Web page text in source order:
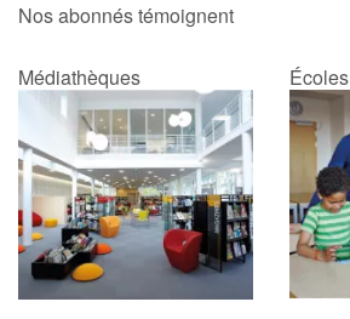
Nos abonnés témoignent
Médiathèques Écoles